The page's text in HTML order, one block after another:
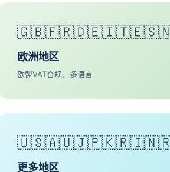
欧洲地区
欧盟VAT合规、多语言
更多地区